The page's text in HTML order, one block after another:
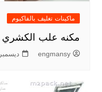
ماكينات تغليف بالفاكيوم
مكنه علب الكشري
engmansy ديسمبر 20, 2021